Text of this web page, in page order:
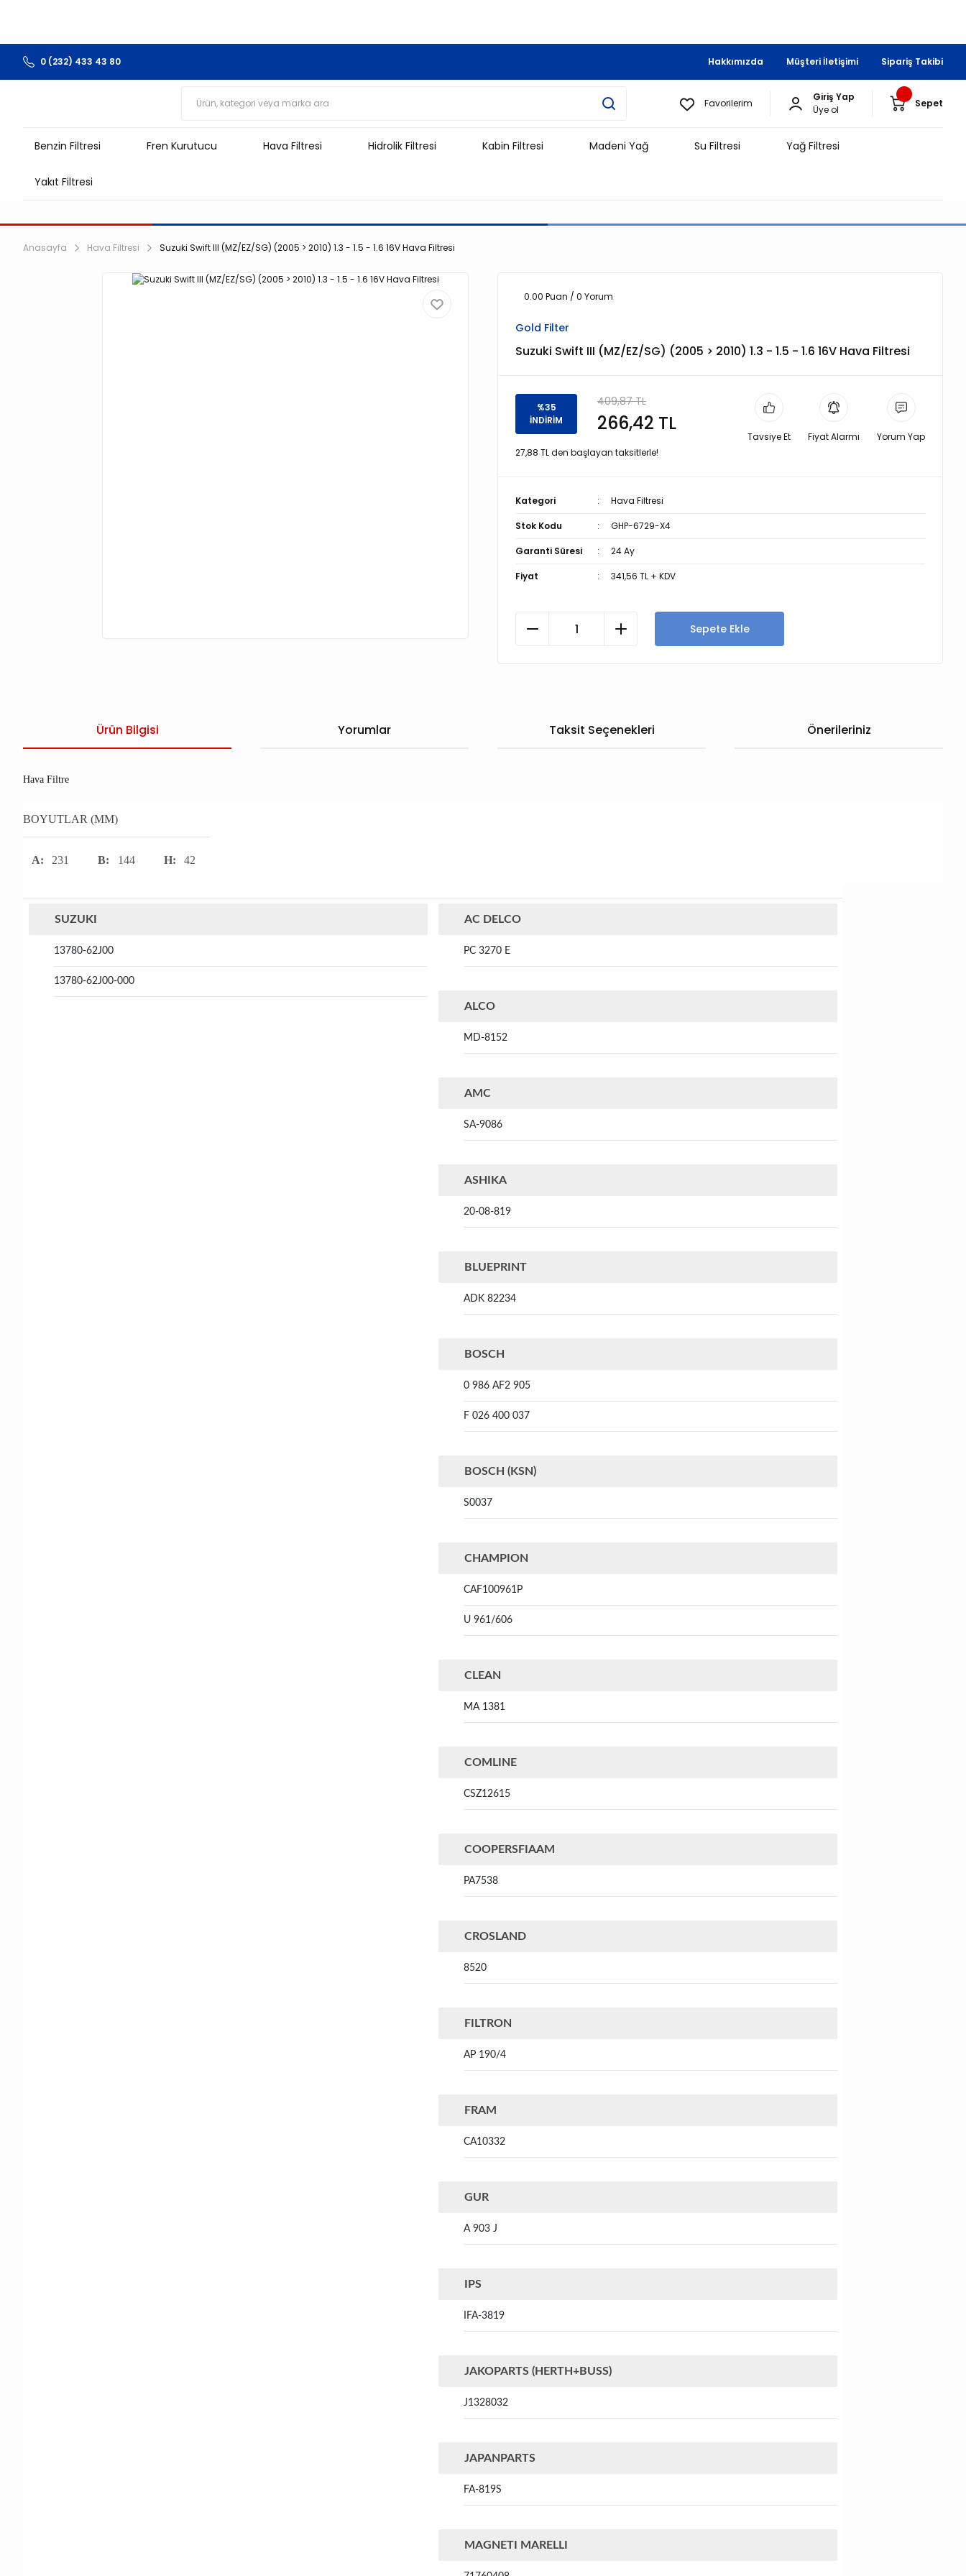
0 (232) 433 43 80 Hakkımızda Müşteri İletişimi Sipariş Takibi
Favorilerim
Giriş Yap
Üye ol
Sepet
Benzin Filtresi Fren Kurutucu Hava Filtresi Hidrolik Filtresi Kabin Filtresi Madeni Yağ Su Filtresi Yağ Filtresi
Yakıt Filtresi
Anasayfa Hava Filtresi Suzuki Swift III (MZ/EZ/SG) (2005 > 2010) 1.3 - 1.5 - 1.6 16V Hava Filtresi
0.00 Puan / 0 Yorum
Gold Filter
Suzuki Swift III (MZ/EZ/SG) (2005 > 2010) 1.3 - 1.5 - 1.6 16V Hava Filtresi
%35
İNDİRİM
409,87 TL
266,42 TL
27,88 TL den başlayan taksitlerle!
Tavsiye Et Fiyat Alarmı Yorum Yap
Kategori Hava Filtresi
Stok Kodu GHP-6729-X4
Garanti Süresi 24 Ay
Fiyat 341,56 TL + KDV
Sepete Ekle
Ürün Bilgisi Yorumlar Taksit Seçenekleri Önerileriniz
Hava Filtre
BOYUTLAR (MM)
A: 231 B: 144 H: 42
SUZUKI
13780-62J00
13780-62J00-000
AC DELCO
PC 3270 E
ALCO
MD-8152
AMC
SA-9086
ASHIKA
20-08-819
BLUEPRINT
ADK 82234
BOSCH
0 986 AF2 905
F 026 400 037
BOSCH (KSN)
S0037
CHAMPION
CAF100961P
U 961/606
CLEAN
MA 1381
COMLINE
CSZ12615
COOPERSFIAAM
PA7538
CROSLAND
8520
FILTRON
AP 190/4
FRAM
CA10332
GUR
A 903 J
IPS
IFA-3819
JAKOPARTS (HERTH+BUSS)
J1328032
JAPANPARTS
FA-819S
MAGNETI MARELLI